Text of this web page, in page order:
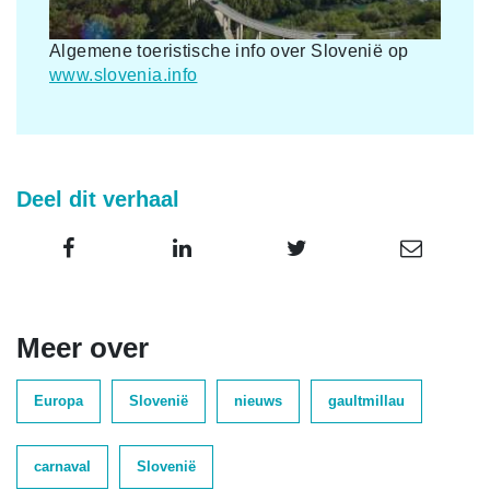
Algemene toeristische info over Slovenië op
www.slovenia.info
Deel dit verhaal
Meer over
Europa Slovenië nieuws gaultmillau
carnaval Slovenië